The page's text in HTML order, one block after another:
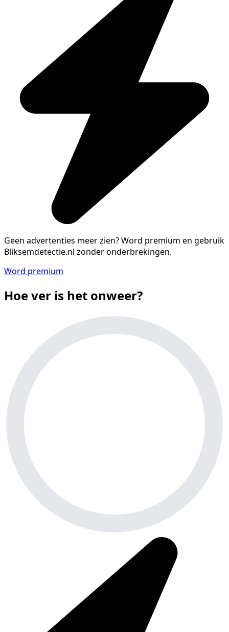
Geen advertenties meer zien?Word premium en gebruik
Bliksemdetectie.nl zonder onderbrekingen.
Word premium
Hoe ver is het onweer?